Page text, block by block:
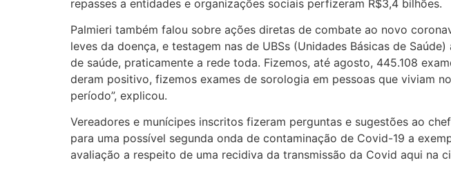
repasses a entidades e organizações sociais perfizeram R$3,4 bilhões.
Palmieri também falou sobre ações diretas de combate ao novo
leves da doença, e testagem nas de UBSs (Unidades Básicas de
de saúde, praticamente a rede toda. Fizemos, até agosto, 445.108
deram positivo, fizemos exames de sorologia em pessoas que viviam
período”, explicou.
Vereadores e munícipes inscritos fizeram perguntas e sugestões ao
para uma possível segunda onda de contaminação de Covid-19 a
avaliação a respeito de uma recidiva da transmissão da Covid aqui na